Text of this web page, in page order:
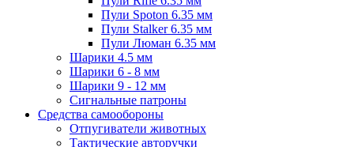
Пули Spoton 6.35 мм
Пули Stalker 6.35 мм
Пули Люман 6.35 мм
Шарики 4.5 мм
Шарики 6 - 8 мм
Шарики 9 - 12 мм
Сигнальные патроны
Средства самообороны
Отпугиватели животных
Тактические авторучки